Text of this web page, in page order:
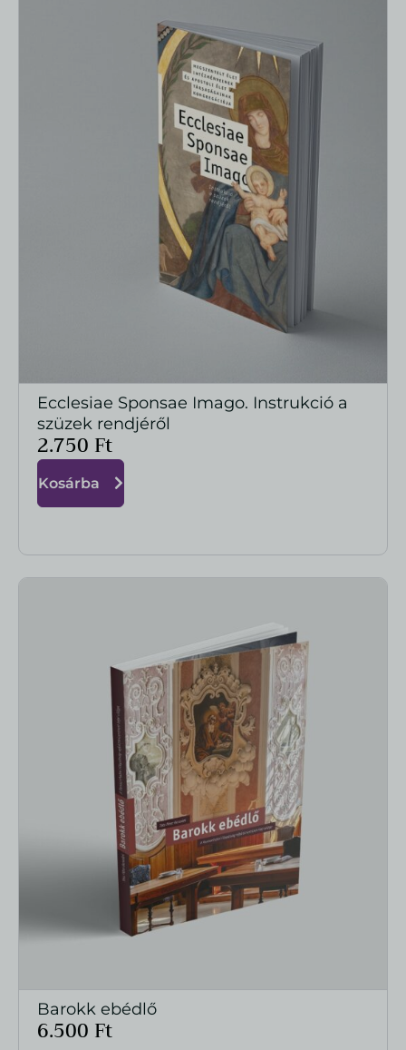
MEGTEKINTÉS
Ecclesiae Sponsae Imago. Instrukció a
szüzek rendjéről
2.750 Ft
Kosárba
Barokk ebédlő
6.500 Ft